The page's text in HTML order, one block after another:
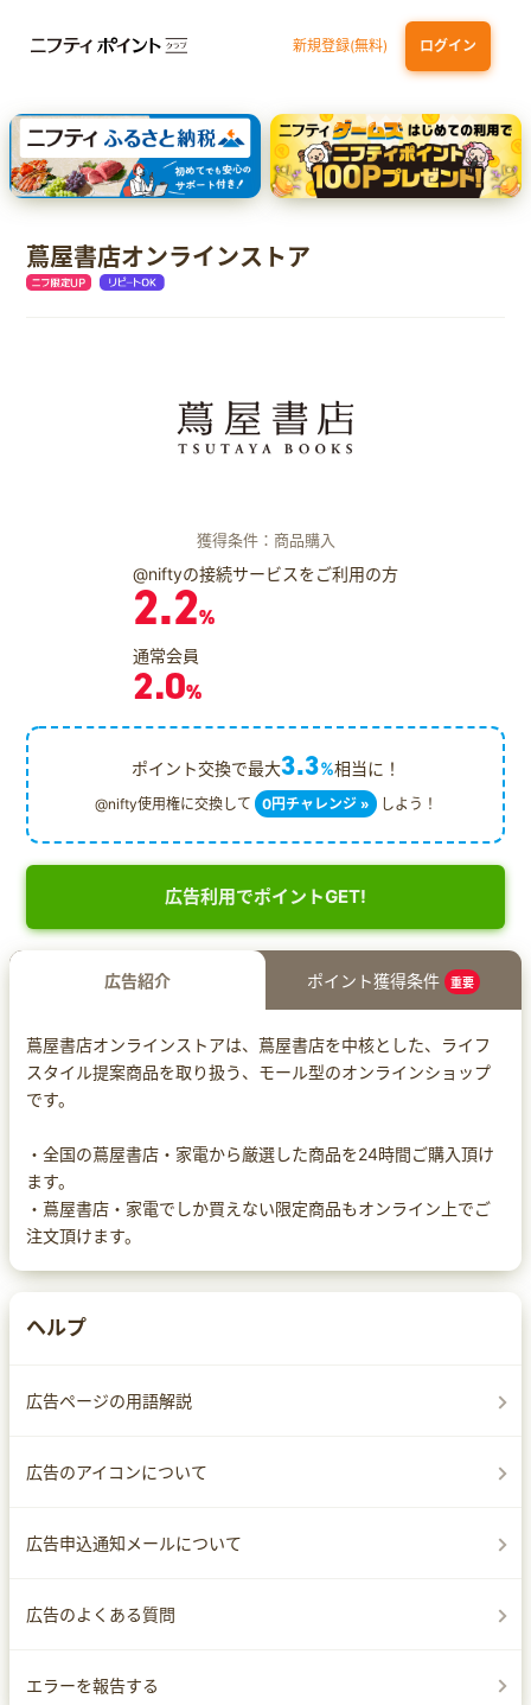
新規登録(無料) ログイン
dカード 九州カードNEXT JCB ORIGINAL SERIES：JCBカード S
三井住友カード ゴールド（NL）（家族カード発行）
【実質初月無料】DMM | Disney+(ディズニープラス) セットプラン
蔦屋書店オンラインストア
獲得条件：商品購入
@niftyの接続サービスをご利用の方
2.2%
通常会員
2.0%
ポイント交換で最大3.3%相当に！
@nifty使用権に交換して 0円チャレンジ » しよう！
広告利用でポイントGET!
広告紹介 ポイント獲得条件 重要
蔦屋書店オンラインストアは、蔦屋書店を中核とした、ライフ
スタイル提案商品を取り扱う、モール型のオンラインショップ
です。
・全国の蔦屋書店・家電から厳選した商品を24時間ご購入頂け
ます。
・蔦屋書店・家電でしか買えない限定商品もオンライン上でご
注文頂けます。
ヘルプ
広告ページの用語解説
広告のアイコンについて
広告申込通知メールについて
広告のよくある質問
エラーを報告する